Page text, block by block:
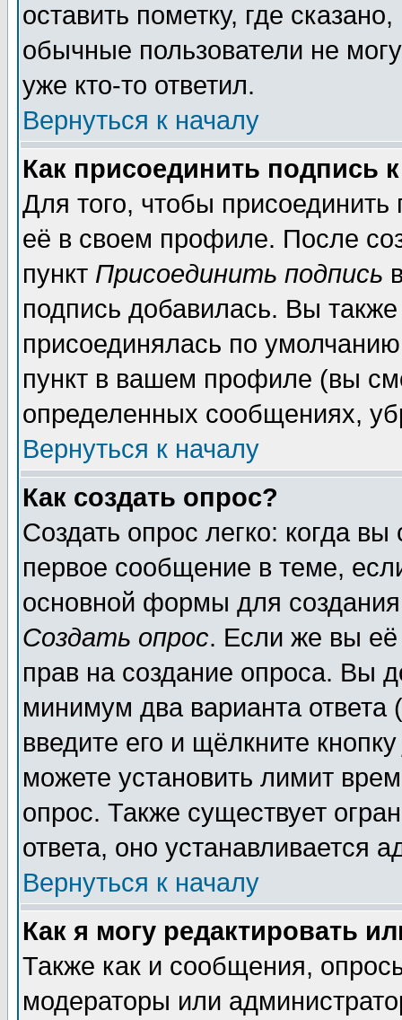
оставить пометку, где
обычные пользователи не
уже кто-то ответил.
Вернуться к началу
Как присоединить подпись
Для того, чтобы
её в своем профиле. После
пункт Присоединить подпись
подпись добавилась. Вы
присоединялась по
пункт в вашем профиле (вы
определенных сообщениях,
Вернуться к началу
Как создать опрос?
Создать опрос легко: когда
первое сообщение в теме,
основной формы для
Создать опрос. Если же вы её
прав на создание опроса. Вы
минимум два варианта ответа
введите его и щёлкните
можете установить лимит
опрос. Также существует
ответа, оно устанавливается
Вернуться к началу
Как я могу редактировать
Также как и сообщения,
модераторы или